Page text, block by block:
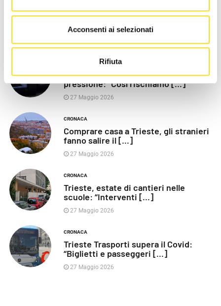
Acconsenti ai selezionati
Rifiuta
Razza (Lega): “Piazza Libertà va
chiusa”, Vaccarezza [...]
Poliziotti sempre più sotto
pressione: “Così rischiamo [...]
27 Maggio 2026
CRONACA
Comprare casa a Trieste, gli stranieri
fanno salire il [...]
27 Maggio 2026
CRONACA
Trieste, estate di cantieri nelle
scuole: “Interventi [...]
27 Maggio 2026
CRONACA
Trieste Trasporti supera il Covid:
“Biglietti e passeggeri [...]
27 Maggio 2026